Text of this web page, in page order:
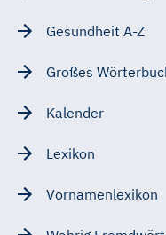
Gesundheit A-Z
Großes
Kalender
Lexikon
Vornamenlexikon